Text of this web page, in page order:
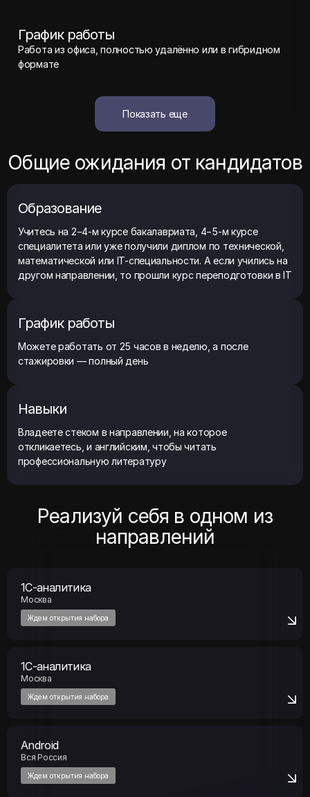
График работы
Работа из офиса, полностью удалённо или в гибридном
формате
Показать еще
Общие ожидания от кандидатов
Образование
Учитесь на 2−4-м курсе бакалавриата, 4−5-м курсе
специалитета или уже получили диплом по технической,
математической или IT-специальности. А если учились на
другом направлении, то прошли курс переподготовки в IT
График работы
Можете работать от 25 часов в неделю, а после
стажировки — полный день
Навыки
Владеете стеком в направлении, на которое
откликаетесь, и английским, чтобы читать
профессиональную литературу
Реализуй себя в одном из
направлений
1С-аналитика
Москва
Ждем открытия набора
1С-аналитика
Москва
Ждем открытия набора
Android
Вся Россия
Ждем открытия набора